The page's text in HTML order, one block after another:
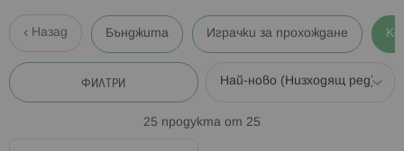
Назад Бънджита Играчки за прохождане
ФИЛТРИ
25 продукта от 25